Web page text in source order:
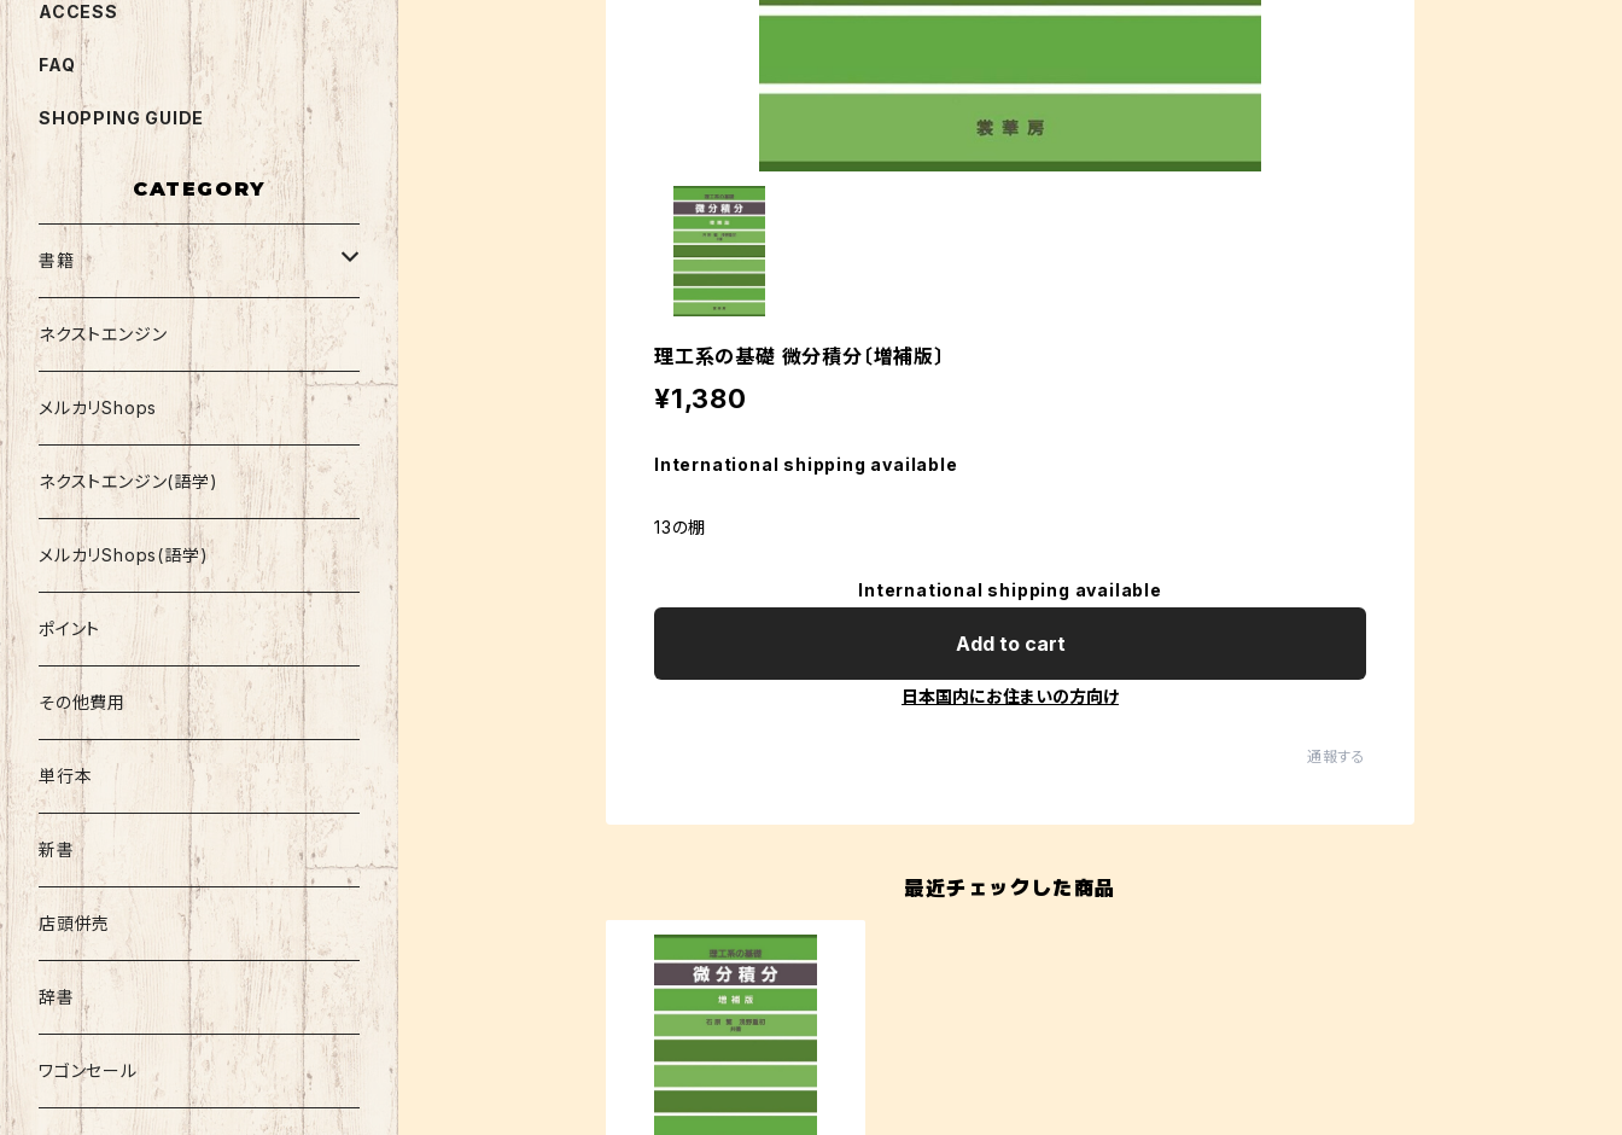
理工系の基礎 微分積分〔増補版〕
¥1,380
International shipping available
13の棚
International shipping available
Add to cart
日本国内にお住まいの方向け
通報する
最近チェックした商品
ACCESS
FAQ
SHOPPING GUIDE
CATEGORY
書籍
関西大学テキスト
就活
資格
コミック
文庫
その他書籍
書籍以外
ネクストエンジン
メルカリShops
ネクストエンジン(語学)
メルカリShops(語学)
ポイント
その他費用
単行本
新書
店頭併売
辞書
ワゴンセール